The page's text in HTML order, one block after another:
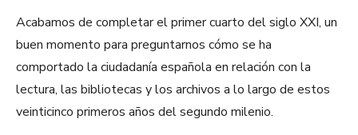
Acabamos de completar el primer cuarto del siglo XXI, un
buen momento para preguntarnos cómo se ha
comportado la ciudadanía española en relación con la
lectura, las bibliotecas y los archivos a lo largo de estos
veinticinco primeros años del segundo milenio.